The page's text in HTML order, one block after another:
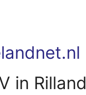
in Rilland